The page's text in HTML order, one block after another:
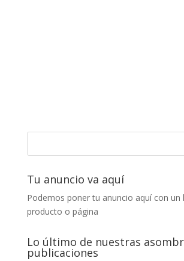
Tu anuncio va aquí
Podemos poner tu anuncio aquí con un
producto o página
Lo último de nuestras
publicaciones